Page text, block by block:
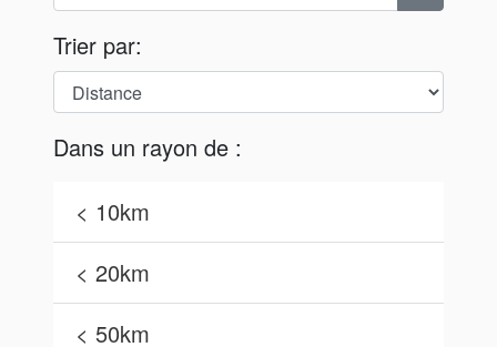
Trier par:
Dans un rayon de :
< 10km
< 20km
< 50km